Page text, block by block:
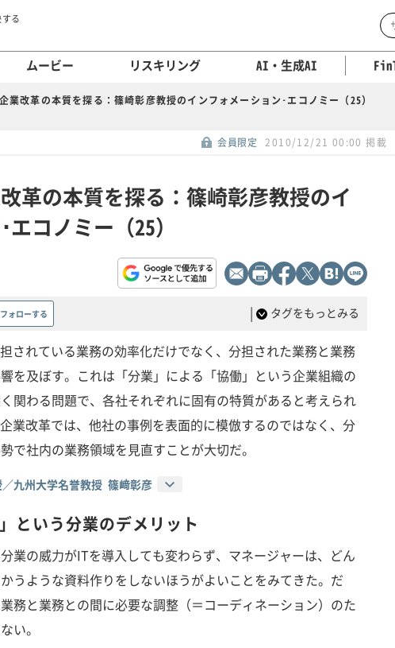
る
ムービー リスキリング AI・生成AI
業改革の本質を探る：篠崎彰彦教授のインフォメーション･エコノミー（25）
会員限定 2010/12/21 00:00 掲載
革の本質を探る：篠崎彰彦教授のイ
コノミー（25）
フォローする | タグをもっとみる
されている業務の効率化だけでなく、分担された業務と業務
を及ぼす。これは「分業」による「協働」という企業組織の
関わる問題で、各社それぞれに固有の特質があると考えられ
業改革では、他社の事例を表面的に模倣するのではなく、分
で社内の業務領域を見直すことが大切だ。
九州大学名誉教授 篠﨑彰彦
という分業のデメリット
業の威力がITを導入しても変わらず、マネージャーは、どん
うような資料作りをしないほうがよいことをみてきた。だ
務と業務との間に必要な調整（＝コーディネーション）のた
い。